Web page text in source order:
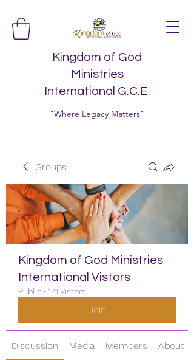
Kingdom of God
Ministries
International G.C.E.
"Where Legacy Matters"
Groups
Kingdom of God Ministries
International Vistors
Public · 171 Vistors
Join
Discussion Media Members About